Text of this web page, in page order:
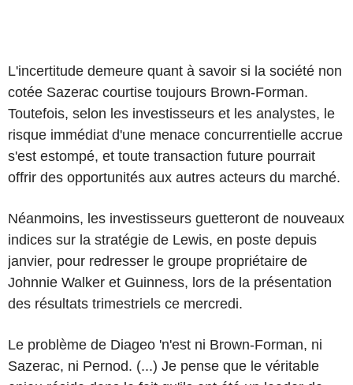
L'incertitude demeure quant à savoir si la société non
cotée Sazerac courtise toujours Brown-Forman.
Toutefois, selon les investisseurs et les analystes, le
risque immédiat d'une menace concurrentielle accrue
s'est estompé, et toute transaction future pourrait
offrir des opportunités aux autres acteurs du marché.
Néanmoins, les investisseurs guetteront de nouveaux
indices sur la stratégie de Lewis, en poste depuis
janvier, pour redresser le groupe propriétaire de
Johnnie Walker et Guinness, lors de la présentation
des résultats trimestriels ce mercredi.
Le problème de Diageo 'n'est ni Brown-Forman, ni
Sazerac, ni Pernod. (...) Je pense que le véritable